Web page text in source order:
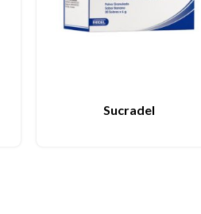
Sucradel